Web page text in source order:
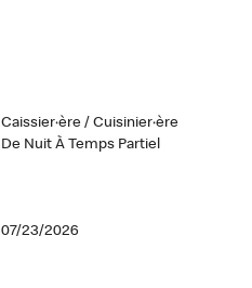
Caissier·ère / Cuisinier·ère
De Nuit À Temps Partiel
07/23/2026